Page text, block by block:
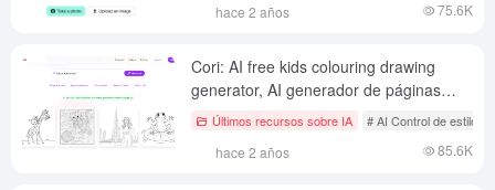
hace 2 años 75.6K
Cori: AI free kids colouring drawing
generator, AI generador de páginas
para colorear para potenciar la
Últimos recursos sobre IA # AI Control de estilo
hace 2 años 85.6K